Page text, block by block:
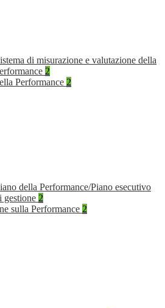
di misurazione e valutazione della
2
Performance 2
della Performance/Piano esecutivo
gestione 2
sulla Performance 2